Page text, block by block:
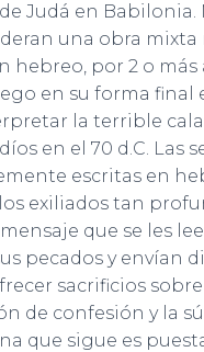
Judá en Babilonia.
una obra mixta
hebreo, por 2 o más
en su forma final
la terrible
en el 70 d.C. Las
escritas en
exiliados tan
que se les
pecados y envían
sacrificios
de confesión y la
que sigue es